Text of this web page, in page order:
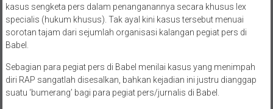
kasus sengketa pers dalam penanganannya secara khusus lex
specialis (hukum khusus). Tak ayal kini kasus tersebut menuai
sorotan tajam dari sejumlah organisasi kalangan pegiat pers di
Babel.
Sebagian para pegiat pers di Babel menilai kasus yang menimpah
diri RAP sangatlah disesalkan, bahkan kejadian ini justru dianggap
suatu ‘bumerang’ bagi para pegiat pers/jurnalis di Babel.